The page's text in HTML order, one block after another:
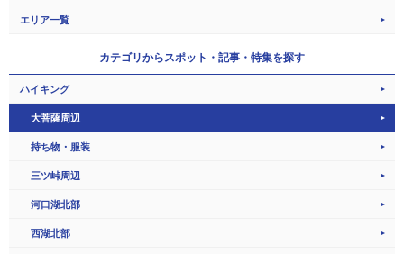
エリア一覧
カテゴリからスポット・記事・特集を探す
ハイキング
大菩薩周辺
持ち物・服装
三ツ峠周辺
河口湖北部
西湖北部